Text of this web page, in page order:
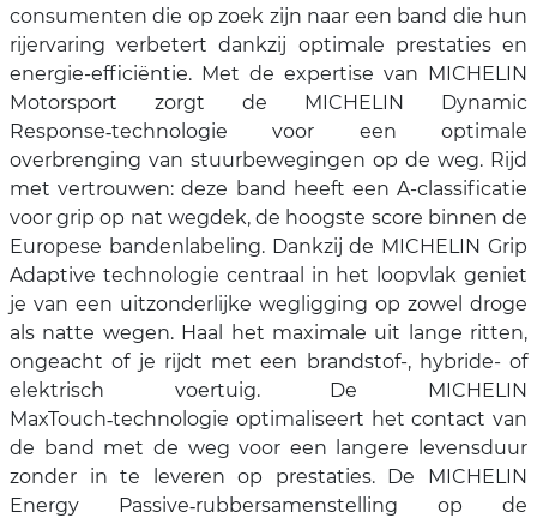
consumenten die op zoek zijn naar een band die hun
rijervaring verbetert dankzij optimale prestaties en
energie-efficiëntie. Met de expertise van MICHELIN
Motorsport zorgt de MICHELIN Dynamic
Response‑technologie voor een optimale
overbrenging van stuurbewegingen op de weg. Rijd
met vertrouwen: deze band heeft een A-classificatie
voor grip op nat wegdek, de hoogste score binnen de
Europese bandenlabeling. Dankzij de MICHELIN Grip
Adaptive technologie centraal in het loopvlak geniet
je van een uitzonderlijke wegligging op zowel droge
als natte wegen. Haal het maximale uit lange ritten,
ongeacht of je rijdt met een brandstof-, hybride- of
elektrisch voertuig. De MICHELIN
MaxTouch‑technologie optimaliseert het contact van
de band met de weg voor een langere levensduur
zonder in te leveren op prestaties. De MICHELIN
Energy Passive‑rubbersamenstelling op de